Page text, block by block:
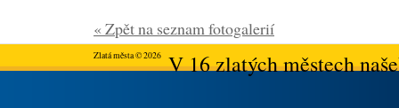
« Zpět na seznam fotogalerií
Zlatá města © 2026V 16 zlatých městech